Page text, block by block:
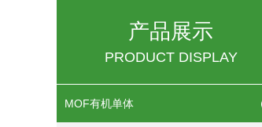
产品展示
PRODUCT DISPLAY
MOF有机单体